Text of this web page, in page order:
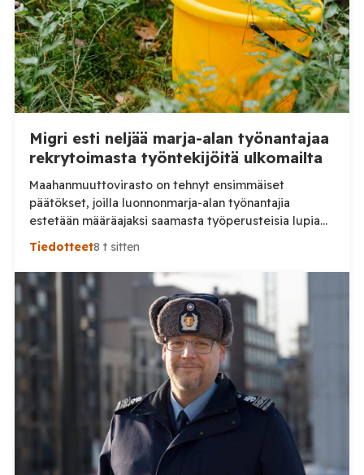
Migri esti neljää marja-alan työnantajaa
rekrytoimasta työntekijöitä ulkomailta
Maahanmuuttovirasto on tehnyt ensimmäiset
päätökset, joilla luonnonmarja-alan työnantajia
estetään määräajaksi saamasta työperusteisia lupia
ulkomailta rekrytoitaville työntekijöille. Päätösten
epäselvyydet ja laiminlyönnit. Maahanmuuttovirasto
on kevään ja kesän 2026 aikana harkinnut lupien
myöntämisestä pidättäytymistä noin 20
luonnonmarja-alalla toimivan työnantajan kohdalla.
Tilaa Posi TV – tuellasi riippumaton suomalainen
uutisointi jatkuu myös tulevaisuudessa. Yhdelletoista
työnantajalle on lähetetty […]
Tiedotteet8 t sitten